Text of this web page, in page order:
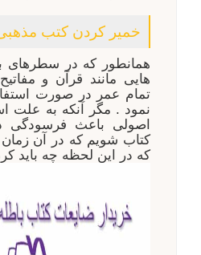
خمیر کردن کتب
همانطور که در سطرهای
هایی مانند قرآن و
تمام عمر در صورت
نمود . مگر آنکه به علت
اصولی باعث
کتاب شویم که در آن
که در این لحظه چه باید